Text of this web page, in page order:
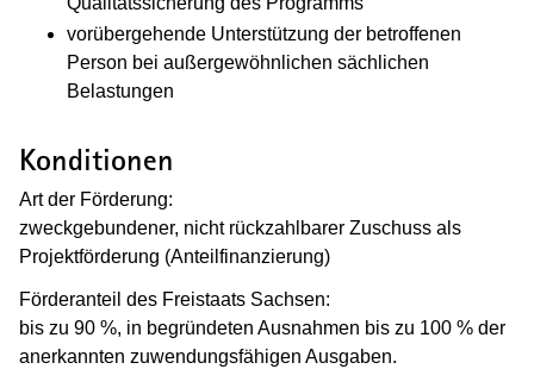
vorübergehende Unterstützung der betroffenen
Person bei außergewöhnlichen sächlichen
Belastungen
Konditionen
Art der Förderung:
zweckgebundener, nicht rückzahlbarer Zuschuss als
Projektförderung (Anteilfinanzierung)
Förderanteil des Freistaats Sachsen:
bis zu 90 %, in begründeten Ausnahmen bis zu 100 % der
anerkannten zuwendungsfähigen Ausgaben.